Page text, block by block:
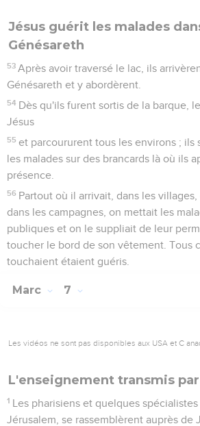
Jésus guérit les malades
Génésareth
53 Après avoir traversé le lac, ils
Génésareth et y abordèrent.
54 Dès qu'ils furent sortis de la barque,
Jésus
55 et parcoururent tous les environs ; ils
les malades sur des brancards là où ils
présence.
56 Partout où il arrivait, dans les
dans les campagnes, on mettait les
publiques et on le suppliait de leur
toucher le bord de son vêtement. Tous
touchaient étaient guéris.
Marc 7
Les vidéos ne sont pas disponibles aux USA et C
L'enseignement transmis
1 Les pharisiens et quelques
Jérusalem, se rassemblèrent auprès de